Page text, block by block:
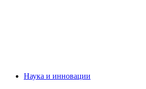
Наука и инновации